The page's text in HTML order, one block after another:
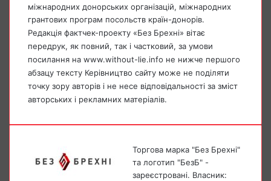
міжнародних донорських організацій, міжнародних
грантових програм посольств країн-донорів.
Редакція фактчек-проекту «Без Брехні» вітає
передрук, як повний, так і частковий, за умови
посилання на www.without-lie.info не нижче першого
абзацу тексту Керівництво сайту може не поділяти
точку зору авторів і не несе відповідальності за зміст
авторських і рекламних матеріалів.
Торгова марка "Без Брехні"
та логотип "БезБ" -
зареєстровані. Власник: